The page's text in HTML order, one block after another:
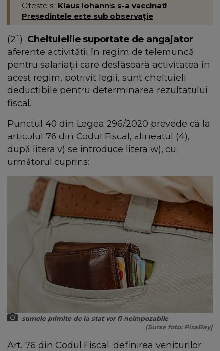
Citeste si: Klaus Iohannis s-a vaccinat!
Președintele este sub observație
(2¹) Cheltuielile suportate de angajator
aferente activității în regim de telemuncă
pentru salariații care desfășoară activitatea în
acest regim, potrivit legii, sunt cheltuieli
deductibile pentru determinarea rezultatului
fiscal.
Punctul 40 din Legea 296/2020 prevede că la
articolul 76 din Codul Fiscal, alineatul (4),
după litera v) se introduce litera w), cu
următorul cuprins:
sumele primite de la stat vor fi neimpozabile
[Sursa foto: PixaBay]
Art. 76 din Codul Fiscal: definirea veniturilor